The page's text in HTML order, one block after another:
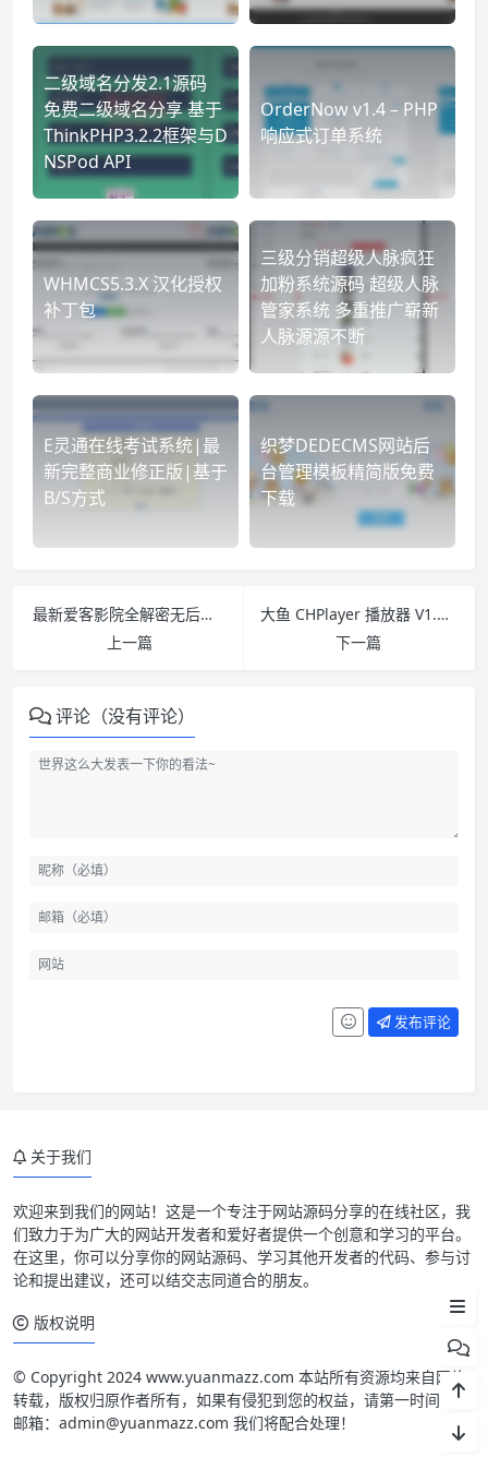
二级域名分发2.1源码
免费二级域名分享 基于
ThinkPHP3.2.2框架与D
NSPod API
OrderNow v1.4 – PHP
响应式订单系统
WHMCS5.3.X 汉化授权
补丁包
三级分销超级人脉疯狂
加粉系统源码 超级人脉
管家系统 多重推广崭新
人脉源源不断
E灵通在线考试系统|最
新完整商业修正版|基于
B/S方式
织梦DEDECMS网站后
台管理模板精简版免费
下载
最新爱客影院全解密无后门版本影视网站源码 自动采集电影网站源码
上一篇
大鱼 CHPlayer 播放器 V1.2 免费版 Xiuno BBS 插件
下一篇
评论（没有评论）
发布评论
平台需求
程序安装
关于我们
欢迎来到我们的网站！这是一个专注于网站源码分享的在线社区，我
们致力于为广大的网站开发者和爱好者提供一个创意和学习的平台。
在这里，你可以分享你的网站源码、学习其他开发者的代码、参与讨
论和提出建议，还可以结交志同道合的朋友。
版权说明
© Copyright 2024 www.yuanmazz.com 本站所有资源均来自网络
转载，版权归原作者所有，如果有侵犯到您的权益，请第一时间联系
邮箱：admin@yuanmazz.com 我们将配合处理！